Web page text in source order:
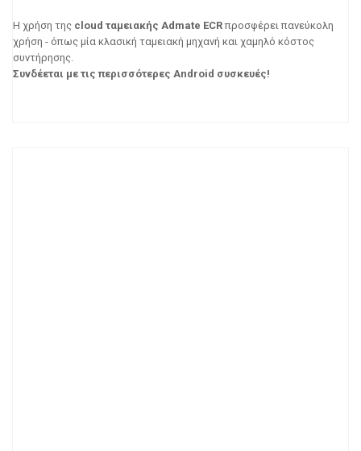
Η χρήση της cloud ταμειακής Admate ECRπροσφέρει πανεύκολη
χρήση - όπως μία κλασική ταμειακή μηχανή και χαμηλό κόστος
συντήρησης.
Συνδέεται με τις περισσότερες Android συσκευές!